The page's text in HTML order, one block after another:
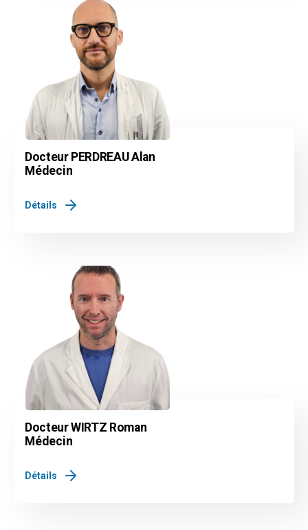
Docteur PERDREAU Alan
Médecin
Détails
Docteur WIRTZ Roman
Médecin
Détails